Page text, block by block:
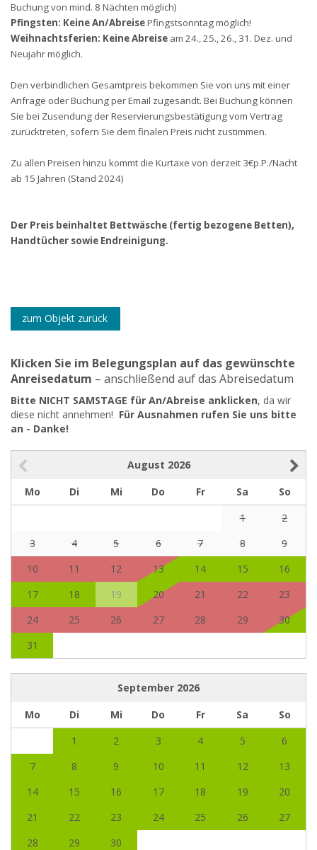
Buchung von mind. 8 Nächten möglich)
Pfingsten: Keine An/AbreisePfingstsonntag möglich!
Weihnachtsferien: Keine Abreise am 24., 25., 26., 31. Dez. und
Neujahr möglich.
Den verbindlichen Gesamtpreis bekommen Sie von uns mit einer
Anfrage oder Buchung per Email zugesandt. Bei Buchung können
Sie bei Zusendung der Reservierungsbestätigung vom Vertrag
zurücktreten, sofern Sie dem finalen Preis nicht zustimmen.
Zu allen Preisen hinzu kommt die Kurtaxe von derzeit 3€p.P./Nacht
ab 15 Jahren (Stand 2024)
Der Preis beinhaltet Bettwäsche (fertig bezogene Betten),
Handtücher sowie Endreinigung.
zum Objekt zurück
Klicken Sie im Belegungsplan auf das gewünschte
Anreisedatum – anschließend auf das Abreisedatum
Bitte NICHT SAMSTAGE für An/Abreise anklicken, da wir
diese nicht annehmen! Für Ausnahmen rufen Sie uns bitte
an - Danke!
August 2026
Mo
Di Mi Do Fr Sa
So
1
2
3
4 5 6 7 8
9
10
11 12 13 14 15
16
17
18 19 20 21 22
23
24
25 26 27 28 29
30
31
September 2026
Mo
Di Mi Do Fr Sa
So
1
2 3 4 5
6
7
8 9 10 11 12
13
14
15 16 17 18 19
20
21
22 23 24 25 26
27
28
29 30